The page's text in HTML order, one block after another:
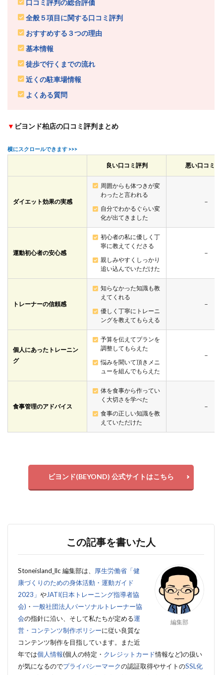
口コミ評判の総合評価
全般５項目に関する口コミ評判
おすすめする３つの理由
基本情報
徒歩で行くまでの流れ
近くの駐車場情報
よくある質問
▼ ビヨンド柏店の口コミ評判まとめ
良い口コミ評判 悪い口コミ評
ダイエット効果の実感
周囲からも体つきが変
わったと言われる
自分でわかるぐらい変
化が出てきました
－
運動初心者の安心感
初心者の私に優しく丁
寧に教えてくださる
親しみやすくしっかり
追い込んでいただけた
－
トレーナーの信頼感
知らなかった知識も教
えてくれる
優しく丁寧にトレーニ
ングを教えてもらえる
－
個人にあったトレーニン
グ
予算を伝えてプランを
調整してもらえた
悩みを聞いて頂きメニ
ューを組んでもらえた
－
食事管理のアドバイス
体を食事から作ってい
く大切さを学べた
食事の正しい知識を教
えていただけた
－
ビヨンド(BEYOND) 公式サイトはこちら
この記事を書いた人
編集部
Stoneisland_llc 編集部は、 厚生労働省「健
康づくりのための身体活動・運動ガイド
2023」 やJATI(日本トレーニング指導者協
会) ・ 一般社団法人パーソナルトレーナー協
会の指針に沿い、そして私たちが定める運
営・コンテンツ制作ポリシーに従い良質な
コンテンツ制作を目指しています。また近
年では個人情報(個人の特定・ クレジットカード情報など)の扱い
が気になるのでプライバシーマークの認証取得やサイトのSSL化